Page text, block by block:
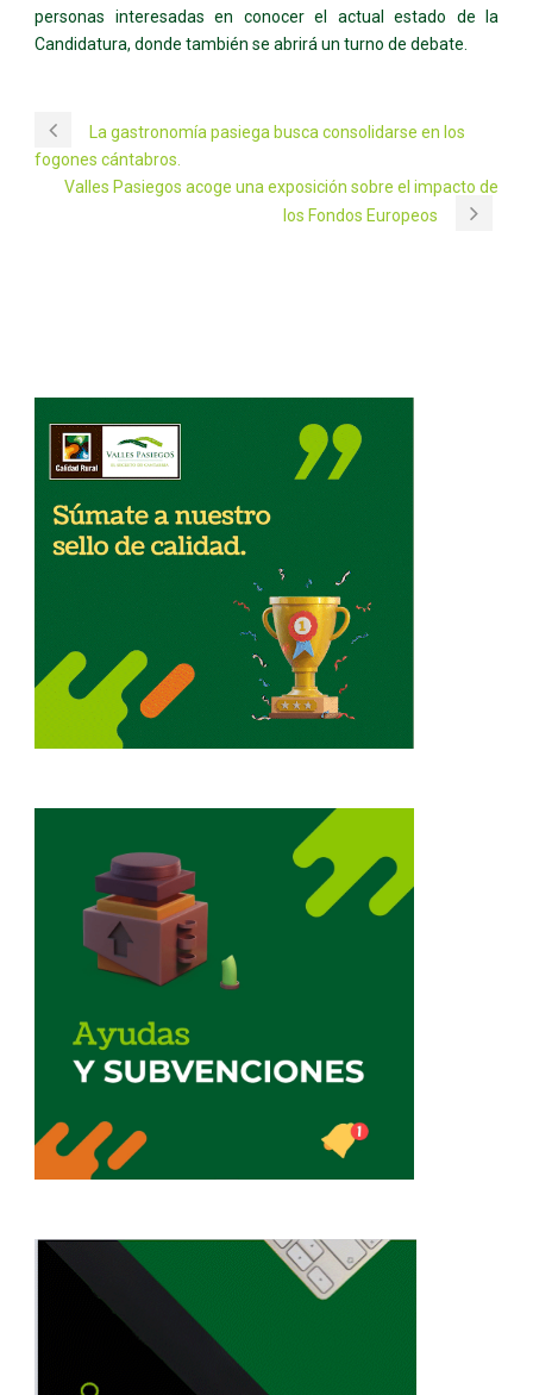
personas interesadas en conocer el actual estado de la
Candidatura, donde también se abrirá un turno de debate.
La gastronomía pasiega busca consolidarse en los
fogones cántabros.
Valles Pasiegos acoge una exposición sobre el impacto de
los Fondos Europeos